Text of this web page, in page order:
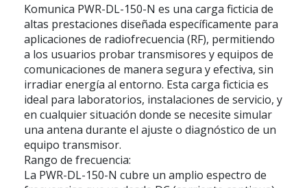
Komunica PWR-DL-150-N es una carga ficticia de
altas prestaciones diseñada específicamente para
aplicaciones de radiofrecuencia (RF), permitiendo
a los usuarios probar transmisores y equipos de
comunicaciones de manera segura y efectiva, sin
irradiar energía al entorno. Esta carga ficticia es
ideal para laboratorios, instalaciones de servicio, y
en cualquier situación donde se necesite simular
una antena durante el ajuste o diagnóstico de un
equipo transmisor.
Rango de frecuencia:
La PWR-DL-150-N cubre un amplio espectro de